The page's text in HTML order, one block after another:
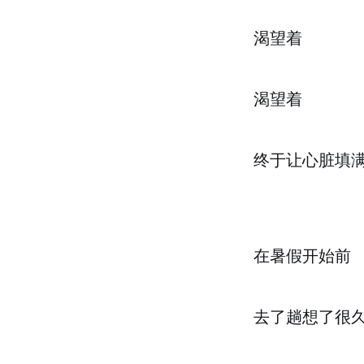
渴望着
渴望着
终于让心脏填
在暑假开始前
去了趟想了很